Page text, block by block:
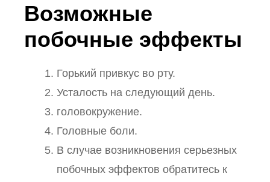
Возможные
побочные эффекты
Горький привкус во рту.
Усталость на следующий день.
головокружение.
Головные боли.
В случае возникновения серьезных
побочных эффектов обратитесь к